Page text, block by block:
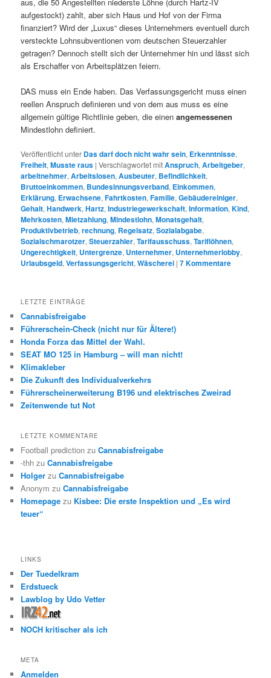
aufgestockt) zahlt, aber sich Haus und Hof von der Firma
finanziert? Wird der „Luxus“ dieses Unternehmers eventuell durch
versteckte Lohnsubventionen vom deutschen Steuerzahler
getragen? Dennoch stellt sich der Unternehmer hin und lässt sich
als Erschaffer von Arbeitsplätzen feiern.
DAS muss ein Ende haben. Das Verfassungsgericht muss einen
reellen Anspruch definieren und von dem aus muss es eine
allgemein gültige Richtlinie geben, die einenangemessenen
Mindestlohn definiert.
Veröffentlicht unter Das darf doch nicht wahr sein, Erkenntnisse,
Freiheit,Musste raus |Verschlagwortet mitAnspruch,Arbeitgeber,
arbeitnehmer,Arbeitslosen,Ausbeuter, Befindlichkeit,
Bruttoeinkommen, Bundesinnungsverband, Einkommen,
Erklärung, Erwachsene,Fahrtkosten,Familie,Gebäudereiniger,
Gehalt,Handwerk,Hartz,Industriegewerkschaft,Information,Kind,
Mehrkosten,Mietzahlung,Mindestlohn,Monatsgehalt,
Produktivbetrieb,rechnung, Regelsatz,Sozialabgabe,
Sozialschmarotzer,Steuerzahler,Tarifausschuss,Tariflöhnen,
Ungerechtigkeit, Untergrenze, Unternehmer, Unternehmerlobby,
Urlaubsgeld,Verfassungsgericht,Wäscherei |7Kommentare
LETZTE EINTRÄGE
Cannabisfreigabe
Führerschein-Check (nicht nur für Ältere!)
Honda Forza das Mittel der Wahl.
SEAT MO 125 in Hamburg – will man nicht!
Klimakleber
Die Zukunft des Individualverkehrs
Führerscheinerweiterung B196 und elektrisches Zweirad
Zeitenwende tut Not
LETZTE KOMMENTARE
Football prediction zuCannabisfreigabe
-thh zuCannabisfreigabe
Holger zuCannabisfreigabe
Anonym zuCannabisfreigabe
Homepage zu Kisbee: Die erste Inspektion und „Es wird
teuer“
LINKS
Der Tuedelkram
Erdstueck
Lawblog by Udo Vetter
NOCH kritischer als ich
META
Anmelden